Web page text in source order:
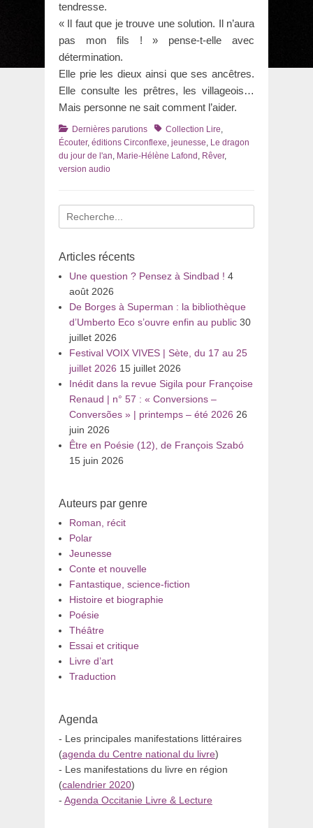
tendresse.
« Il faut que je trouve une solution. Il n’aura
pas mon fils ! » pense-t-elle avec
détermination.
Elle prie les dieux ainsi que ses ancêtres.
Elle consulte les prêtres, les villageois…
Mais personne ne sait comment l’aider.
Catégories
Dernières parutions TagsCollection Lire,
Écouter, éditions Circonflexe, jeunesse, Le dragon
du jour de l'an, Marie-Hélène Lafond , Rêver,
version audio
Recherche
pour
Articles récents
Une question ? Pensez à Sindbad ! 4
août 2026
De Borges à Superman : la bibliothèque
d’Umberto Eco s’ouvre enfin au public 30
juillet 2026
Festival VOIX VIVES | Sète, du 17 au 25
juillet 2026 15 juillet 2026
Inédit dans la revue Sigila pour Françoise
Renaud | n° 57 : « Conversions –
Conversões » | printemps – été 2026 26
juin 2026
Être en Poésie (12), de François Szabó
15 juin 2026
Auteurs par genre
Roman, récit
Polar
Jeunesse
Conte et nouvelle
Fantastique, science-fiction
Histoire et biographie
Poésie
Théâtre
Essai et critique
Livre d’art
Traduction
Agenda
- Les principales manifestations littéraires
(agenda du Centre national du livre)
- Les manifestations du livre en région
(calendrier 2020)
- Agenda Occitanie Livre & Lecture